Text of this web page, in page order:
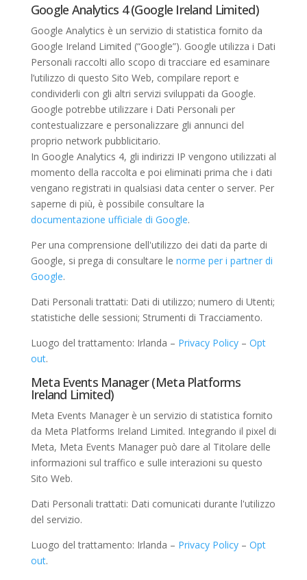
Google Analytics 4 (Google Ireland Limited)
Google Analytics è un servizio di statistica fornito da
Google Ireland Limited (“Google”). Google utilizza i Dati
Personali raccolti allo scopo di tracciare ed esaminare
l’utilizzo di questo Sito Web, compilare report e
condividerli con gli altri servizi sviluppati da Google.
Google potrebbe utilizzare i Dati Personali per
contestualizzare e personalizzare gli annunci del
proprio network pubblicitario.
In Google Analytics 4, gli indirizzi IP vengono utilizzati al
momento della raccolta e poi eliminati prima che i dati
vengano registrati in qualsiasi data center o server. Per
saperne di più, è possibile consultare la
documentazione ufficiale di Google.
Per una comprensione dell'utilizzo dei dati da parte di
Google, si prega di consultare le norme per i partner di
Google.
Dati Personali trattati: Dati di utilizzo; numero di Utenti;
statistiche delle sessioni; Strumenti di Tracciamento.
Luogo del trattamento: Irlanda – Privacy Policy– Opt
out.
Meta Events Manager (Meta Platforms
Ireland Limited)
Meta Events Manager è un servizio di statistica fornito
da Meta Platforms Ireland Limited. Integrando il pixel di
Meta, Meta Events Manager può dare al Titolare delle
informazioni sul traffico e sulle interazioni su questo
Sito Web.
Dati Personali trattati: Dati comunicati durante l'utilizzo
del servizio.
Luogo del trattamento: Irlanda – Privacy Policy– Opt
out.